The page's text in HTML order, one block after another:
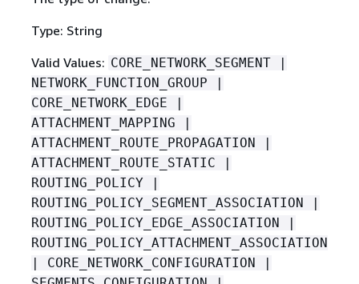
Type: String
Valid Values: CORE_NETWORK_SEGMENT |
NETWORK_FUNCTION_GROUP |
CORE_NETWORK_EDGE |
ATTACHMENT_MAPPING |
ATTACHMENT_ROUTE_PROPAGATION |
ATTACHMENT_ROUTE_STATIC |
ROUTING_POLICY |
ROUTING_POLICY_SEGMENT_ASSOCIATION |
ROUTING_POLICY_EDGE_ASSOCIATION |
ROUTING_POLICY_ATTACHMENT_ASSOCIATION
| CORE_NETWORK_CONFIGURATION |